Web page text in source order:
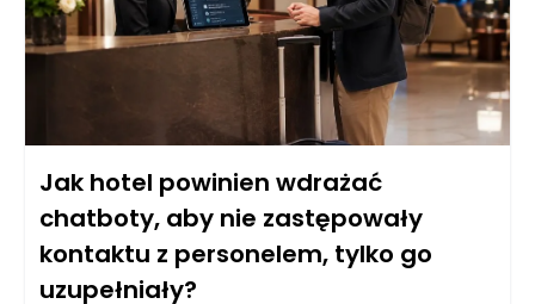
Jak hotel powinien wdrażać
chatboty, aby nie zastępowały
kontaktu z personelem, tylko go
uzupełniały?